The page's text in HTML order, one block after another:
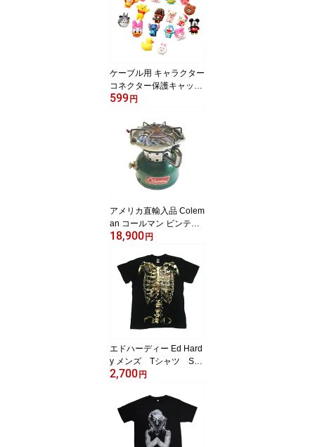
ケーブル用 キャラクター
コネクター保護キャップ
断線防止 コネクタ保護プ
1〜20番 ネコポス送料
599円
アメリカ直輸入品 Colem
an コールマン ビンテー
ジ スポーツスター 502
月 中古
18,900円
エドハーディー Ed Hard
y メンズ Tシャツ Skul
l and Rosi ネコポス送
2,700円